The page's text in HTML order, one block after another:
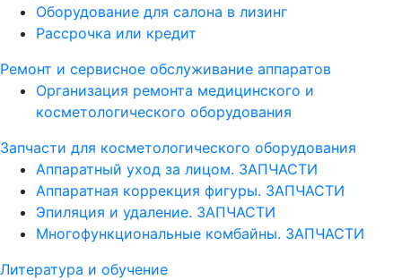
Оборудование для салона в лизинг
Рассрочка или кредит
Ремонт и сервисное обслуживание аппаратов
Организация ремонта медицинского и
косметологического оборудования
Запчасти для косметологического оборудования
Аппаратный уход за лицом. ЗАПЧАСТИ
Аппаратная коррекция фигуры. ЗАПЧАСТИ
Эпиляция и удаление. ЗАПЧАСТИ
Многофункциональные комбайны. ЗАПЧАСТИ
Литература и обучение